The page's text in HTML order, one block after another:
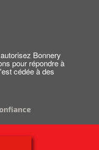
Bonnery
pour répondre à
cédée à des